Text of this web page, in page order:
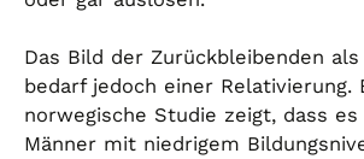
Das Bild der Zurückbleibenden
bedarf jedoch einer Relativierung.
norwegische Studie zeigt, dass
Männer mit niedrigem